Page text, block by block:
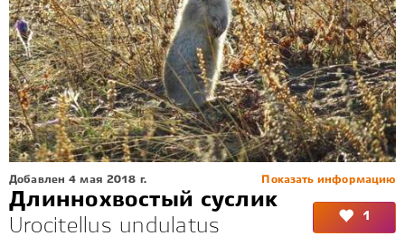
Показать информацию
Добавлен 4 мая 2018 г.
Длиннохвостый суслик
Urocitellus undulatus
1